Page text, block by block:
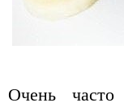
Очень часто